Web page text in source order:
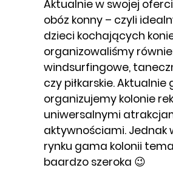
Aktualnie w swojej
obóz konny – czyli
dzieci kochających
organizowaliśmy
windsurfingowe,
czy piłkarskie. Aktualnie
organizujemy kolonie
uniwersalnymi
aktywnościami. Jednak
rynku gama kolonii
baardzo szeroka 😉